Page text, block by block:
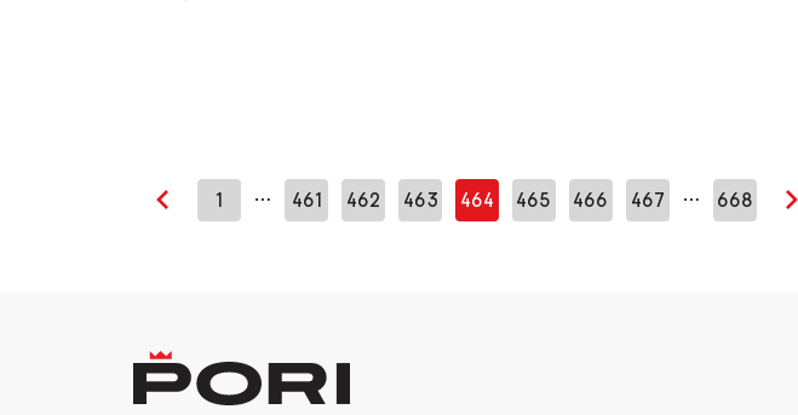
Edellinen sivu
1 … 461 462 463 464 465 466 467 … 668